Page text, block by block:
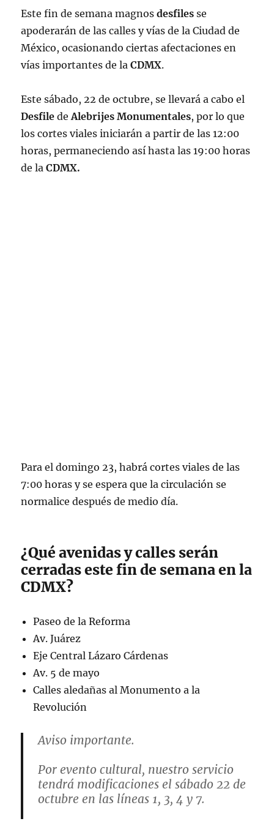
Este fin de semana magnosdesfiles se
apoderarán de las calles y vías de la Ciudad de
México, ocasionando ciertas afectaciones en
vías importantes de laCDMX.
Este sábado, 22 de octubre, se llevará a cabo el
Desfile deAlebrijes Monumentales, por lo que
los cortes viales iniciarán a partir de las 12:00
horas, permaneciendo así hasta las 19:00 horas
de laCDMX.
Para el domingo 23, habrá cortes viales de las
7:00 horas y se espera que la circulación se
normalice después de medio día.
¿Qué avenidas y calles serán
cerradas este fin de semana en la
CDMX?
Paseo de la Reforma
Av. Juárez
Eje Central Lázaro Cárdenas
Av. 5 de mayo
Calles aledañas al Monumento a la
Revolución
Aviso importante.
Por evento cultural, nuestro servicio
tendrá modificaciones el sábado 22 de
octubre en las líneas 1, 3, 4 y 7.